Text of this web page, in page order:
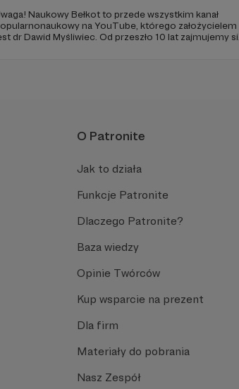
Naukowy Bełkot to przede wszystkim kanał
na YouTube, którego założycielem
dr Dawid Myśliwiec. Od przeszło 10 lat zajmujemy się
O Patronite
Jak to działa
Funkcje Patronite
Dlaczego Patronite?
Baza wiedzy
Opinie Twórców
Kup wsparcie na prezent
Dla firm
Materiały do pobrania
Nasz Zespół